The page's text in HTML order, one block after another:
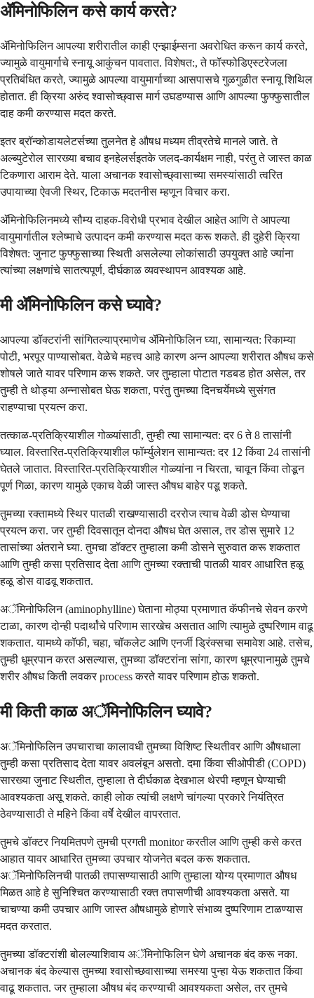
ॲमिनोफिलिन कसे कार्य करते?
ॲमिनोफिलिन आपल्या शरीरातील काही एन्झाईम्सना अवरोधित करून कार्य करते,
ज्यामुळे वायुमार्गाचे स्नायू आकुंचन पावतात. विशेषत:, ते फॉस्फोडिएस्टरेजला
प्रतिबंधित करते, ज्यामुळे आपल्या वायुमार्गाच्या आसपासचे गुळगुळीत स्नायू शिथिल
होतात. ही क्रिया अरुंद श्वासोच्छ्वास मार्ग उघडण्यास आणि आपल्या फुफ्फुसातील
दाह कमी करण्यास मदत करते.
इतर ब्रॉन्कोडायलेटर्सच्या तुलनेत हे औषध मध्यम तीव्रतेचे मानले जाते. ते
अल्ब्युटेरोल सारख्या बचाव इनहेलर्सइतके जलद-कार्यक्षम नाही, परंतु ते जास्त काळ
टिकणारा आराम देते. याला अचानक श्वासोच्छ्वासाच्या समस्यांसाठी त्वरित
उपायाच्या ऐवजी स्थिर, टिकाऊ मदतनीस म्हणून विचार करा.
ॲमिनोफिलिनमध्ये सौम्य दाहक-विरोधी प्रभाव देखील आहेत आणि ते आपल्या
वायुमार्गातील श्लेष्माचे उत्पादन कमी करण्यास मदत करू शकते. ही दुहेरी क्रिया
विशेषत: जुनाट फुफ्फुसाच्या स्थिती असलेल्या लोकांसाठी उपयुक्त आहे ज्यांना
त्यांच्या लक्षणांचे सातत्यपूर्ण, दीर्घकाळ व्यवस्थापन आवश्यक आहे.
मी ॲमिनोफिलिन कसे घ्यावे?
आपल्या डॉक्टरांनी सांगितल्याप्रमाणेच ॲमिनोफिलिन घ्या, सामान्यत: रिकाम्या
पोटी, भरपूर पाण्यासोबत. वेळेचे महत्त्व आहे कारण अन्न आपल्या शरीरात औषध कसे
शोषले जाते यावर परिणाम करू शकते. जर तुम्हाला पोटात गडबड होत असेल, तर
तुम्ही ते थोड्या अन्नासोबत घेऊ शकता, परंतु तुमच्या दिनचर्येमध्ये सुसंगत
राहण्याचा प्रयत्न करा.
तत्काळ-प्रतिक्रियाशील गोळ्यांसाठी, तुम्ही त्या सामान्यत: दर 6 ते 8 तासांनी
घ्याल. विस्तारित-प्रतिक्रियाशील फॉर्म्युलेशन सामान्यत: दर 12 किंवा 24 तासांनी
घेतले जातात. विस्तारित-प्रतिक्रियाशील गोळ्यांना न चिरता, चावून किंवा तोडून
पूर्ण गिळा, कारण यामुळे एकाच वेळी जास्त औषध बाहेर पडू शकते.
तुमच्या रक्तामध्ये स्थिर पातळी राखण्यासाठी दररोज त्याच वेळी डोस घेण्याचा
प्रयत्न करा. जर तुम्ही दिवसातून दोनदा औषध घेत असाल, तर डोस सुमारे 12
तासांच्या अंतराने घ्या. तुमचा डॉक्टर तुम्हाला कमी डोसने सुरुवात करू शकतात
आणि तुम्ही कसा प्रतिसाद देता आणि तुमच्या रक्ताची पातळी यावर आधारित हळू
हळू डोस वाढवू शकतात.
अॅमिनोफिलिन (aminophylline) घेताना मोठ्या प्रमाणात कॅफीनचे सेवन करणे
टाळा, कारण दोन्ही पदार्थांचे परिणाम सारखेच असतात आणि त्यामुळे दुष्परिणाम वाढू
शकतात. यामध्ये कॉफी, चहा, चॉकलेट आणि एनर्जी ड्रिंक्सचा समावेश आहे. तसेच,
तुम्ही धूम्रपान करत असल्यास, तुमच्या डॉक्टरांना सांगा, कारण धूम्रपानामुळे तुमचे
शरीर औषध किती लवकर process करते यावर परिणाम होऊ शकतो.
मी किती काळ अॅमिनोफिलिन घ्यावे?
अॅमिनोफिलिन उपचाराचा कालावधी तुमच्या विशिष्ट स्थितीवर आणि औषधाला
तुम्ही कसा प्रतिसाद देता यावर अवलंबून असतो. दमा किंवा सीओपीडी (COPD)
सारख्या जुनाट स्थितीत, तुम्हाला ते दीर्घकाळ देखभाल थेरपी म्हणून घेण्याची
आवश्यकता असू शकते. काही लोक त्यांची लक्षणे चांगल्या प्रकारे नियंत्रित
ठेवण्यासाठी ते महिने किंवा वर्षे देखील वापरतात.
तुमचे डॉक्टर नियमितपणे तुमची प्रगती monitor करतील आणि तुम्ही कसे करत
आहात यावर आधारित तुमच्या उपचार योजनेत बदल करू शकतात.
अॅमिनोफिलिनची पातळी तपासण्यासाठी आणि तुम्हाला योग्य प्रमाणात औषध
मिळत आहे हे सुनिश्चित करण्यासाठी रक्त तपासणीची आवश्यकता असते. या
चाचण्या कमी उपचार आणि जास्त औषधामुळे होणारे संभाव्य दुष्परिणाम टाळण्यास
मदत करतात.
तुमच्या डॉक्टरांशी बोलल्याशिवाय अॅमिनोफिलिन घेणे अचानक बंद करू नका.
अचानक बंद केल्यास तुमच्या श्वासोच्छवासाच्या समस्या पुन्हा येऊ शकतात किंवा
वाढू शकतात. जर तुम्हाला औषध बंद करण्याची आवश्यकता असेल, तर तुमचे